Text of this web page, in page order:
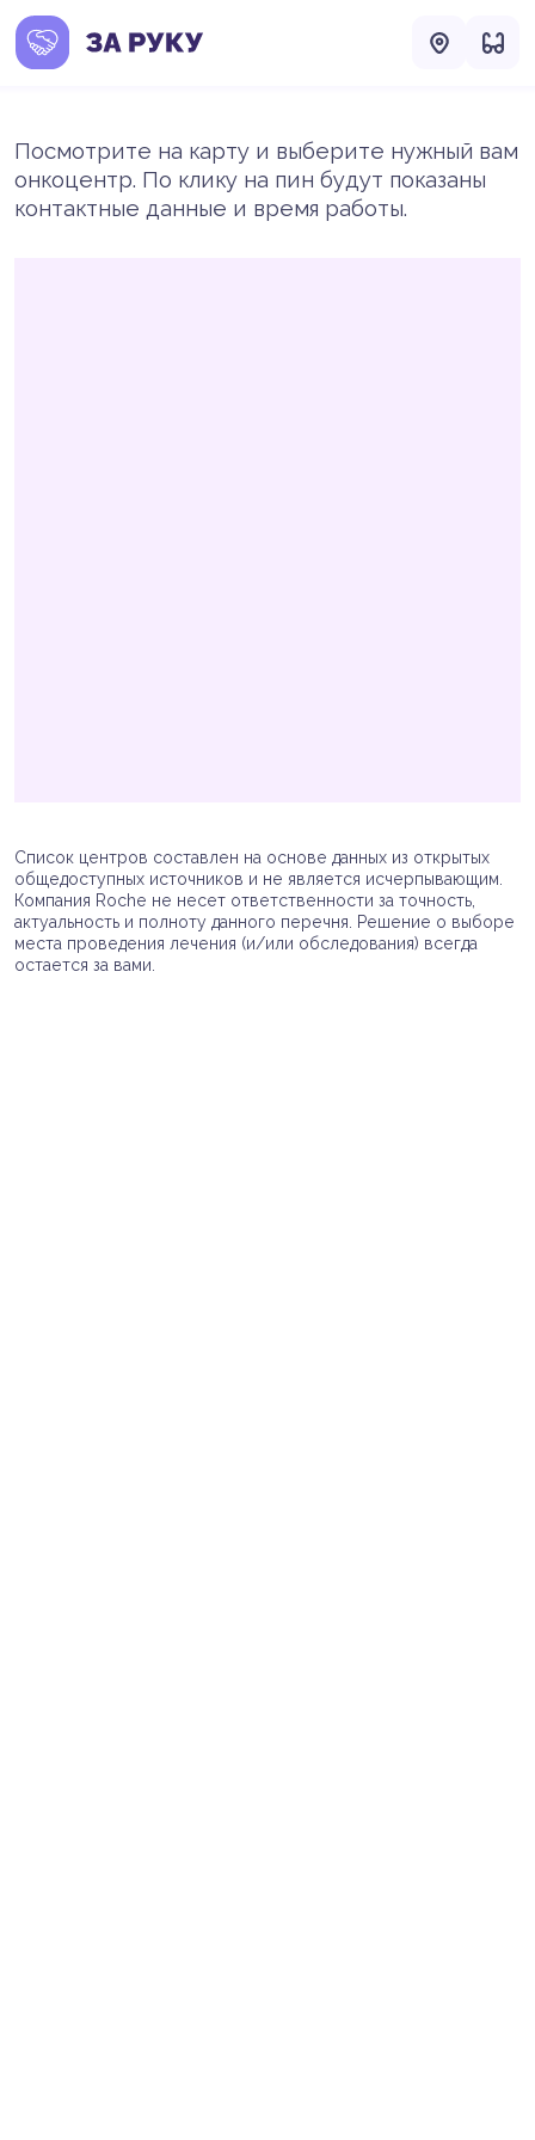
Посмотрите на карту и выберите нужный вам
онкоцентр. По клику на пин будут показаны
контактные данные и время работы.
Список центров составлен на основе данных из открытых
общедоступных источников и не является исчерпывающим.
Компания Roche не несет ответственности за точность,
актуальность и полноту данного перечня. Решение о выборе
места проведения лечения (и/или обследования) всегда
остается за вами.